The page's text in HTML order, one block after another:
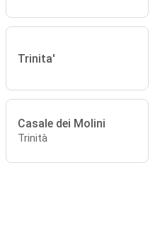
Trinita'
Casale dei Molini
Trinità